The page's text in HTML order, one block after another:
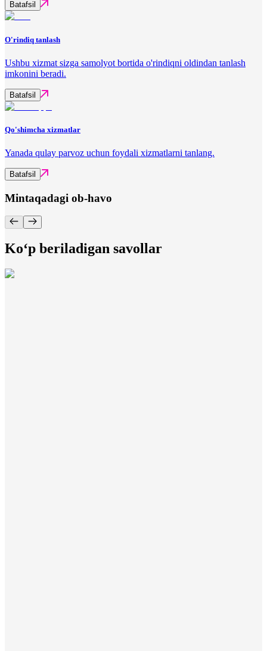
Batafsil
O'rindiq tanlash
Ushbu xizmat sizga samolyot bortida o'rindiqni oldindan tanlash
imkonini beradi.
Batafsil
Qo'shimcha xizmatlar
Yanada qulay parvoz uchun foydali xizmatlarni tanlang.
Batafsil
Mintaqadagi ob-havo
Ko‘p beriladigan savollar